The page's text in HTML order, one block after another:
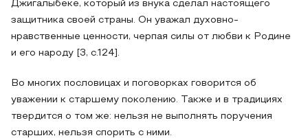
Джигалыбеке, который из внука сделал настоящего
защитника своей страны. Он уважал духовно-
нравственные ценности, черпая силы от любви к Родине
и его народу [3, c.124].
Во многих пословицах и поговорках говорится об
уважении к старшему поколению. Также и в традициях
твердится о том же: нельзя не выполнять поручения
старших, нельзя спорить с ними.